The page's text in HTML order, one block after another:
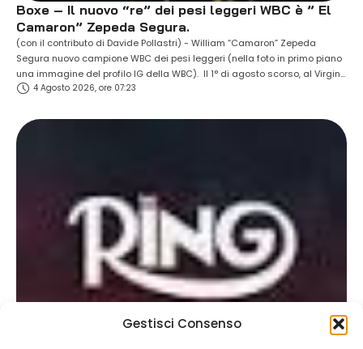
Gestisci Consenso
Boxe – Il nuovo “re” dei pesi leggeri WBC è ” El
Camaron” Zepeda Segura.
(con il contributo di Davide Pollastri) - William “Camaron” Zepeda
Segura nuovo campione WBC dei pesi leggeri (nella foto in primo piano
una immagine del profilo IG della WBC). Il 1° di agosto scorso, al Virgin
Hotels di Las Vegas, il trentenne messicano di San Mateo Atenco,
4 Agosto 2026, ore 07:23